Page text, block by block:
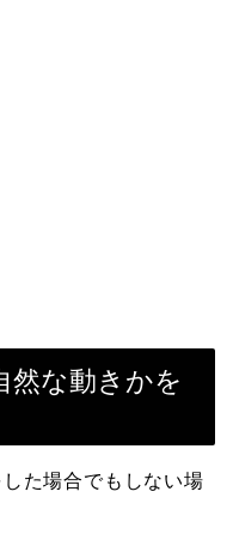
然な動きかを
た場合でもしない場